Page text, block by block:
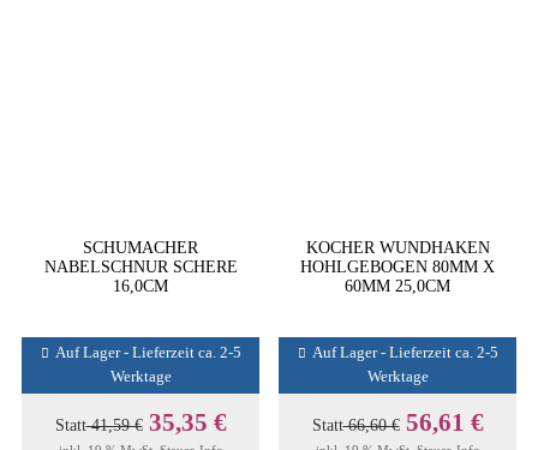
SCHUMACHER
NABELSCHNUR SCHERE
16,0CM
Auf Lager - Lieferzeit ca. 2-5
Werktage
Statt41,59 € 35,35 €
KOCHER WUNDHAKEN
HOHLGEBOGEN 80MM X
60MM 25,0CM
Auf Lager - Lieferzeit ca. 2-5
Werktage
Statt66,60 € 56,61 €